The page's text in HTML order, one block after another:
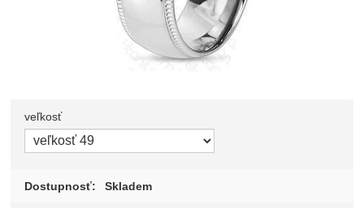
Zvoľte variant
veľkosť
Dostupnosť: Skladem